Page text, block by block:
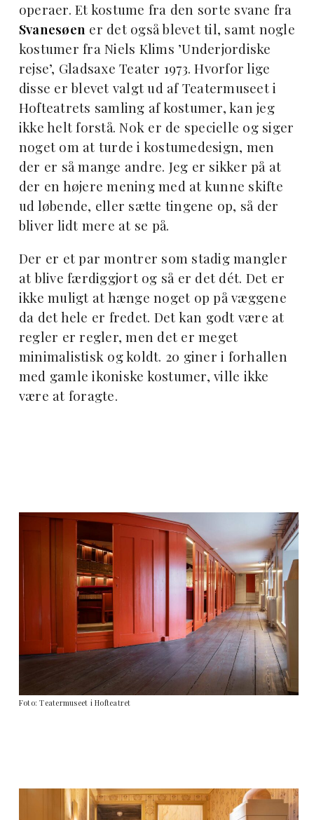
operaer. Et kostume fra den sorte svane fra
Svanesøen er det også blevet til, samt nogle
kostumer fra Niels Klims ’Underjordiske
rejse’, Gladsaxe Teater 1973. Hvorfor lige
disse er blevet valgt ud af Teatermuseet i
Hofteatrets samling af kostumer, kan jeg
ikke helt forstå. Nok er de specielle og siger
noget om at turde i kostumedesign, men
der er så mange andre. Jeg er sikker på at
der en højere mening med at kunne skifte
ud løbende, eller sætte tingene op, så der
bliver lidt mere at se på.
Der er et par montrer som stadig mangler
at blive færdiggjort og så er det dét. Det er
ikke muligt at hænge noget op på væggene
da det hele er fredet. Det kan godt være at
regler er regler, men det er meget
minimalistisk og koldt. 20 giner i forhallen
med gamle ikoniske kostumer, ville ikke
være at foragte.
Foto: Teatermuseet i Hofteatret